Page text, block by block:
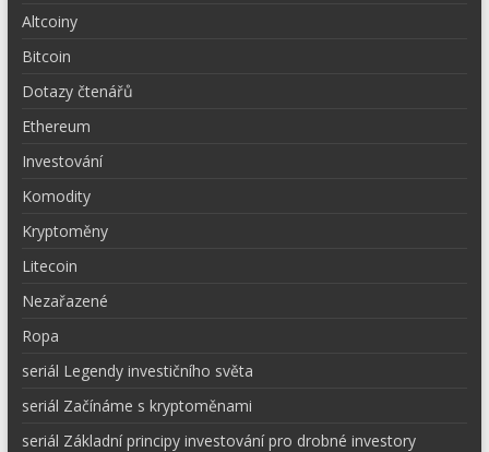
Altcoiny
Bitcoin
Dotazy čtenářů
Ethereum
Investování
Komodity
Kryptoměny
Litecoin
Nezařazené
Ropa
seriál Legendy investičního světa
seriál Začínáme s kryptoměnami
seriál Základní principy investování pro drobné investory